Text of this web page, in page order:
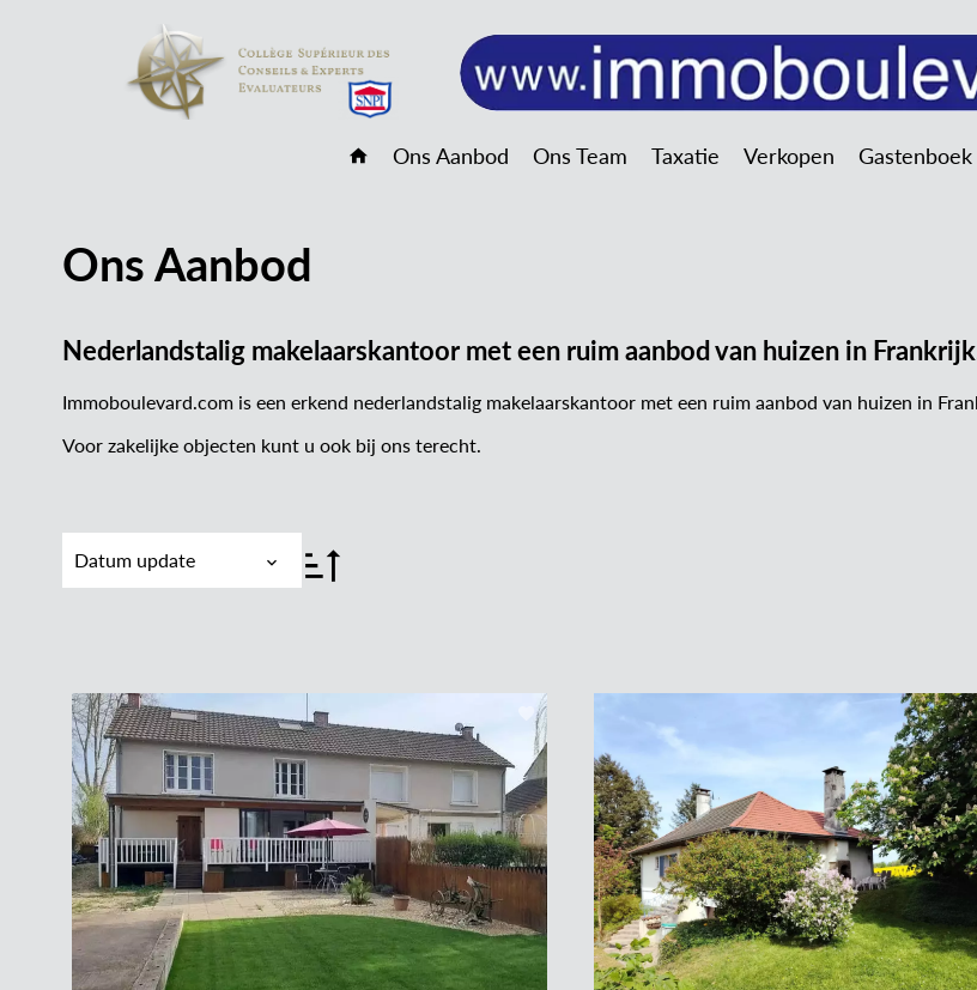
Ons Aanbod Ons Team Taxatie Verkopen Gastenboek
Ons Aanbod
Nederlandstalig makelaarskantoor met een ruim aanbod van huizen in
Immoboulevard.com is een erkend nederlandstalig makelaarskantoor met een ruim aanbod van huizen in
Voor zakelijke objecten kunt u ook bij ons terecht.
Datum update